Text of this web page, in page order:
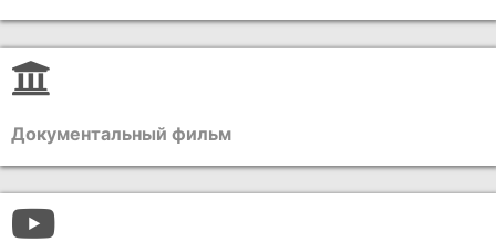
Документальный фильм